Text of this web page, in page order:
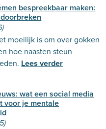
bespreekbaar maken:
moeilijk is om over gokken
hoe naasten steun
Lees verder
wat een social media
voor je mentale